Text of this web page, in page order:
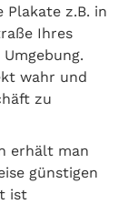
Plakate z.B. in
Ihres
wahr und
zu
erhält man
günstigen
ist